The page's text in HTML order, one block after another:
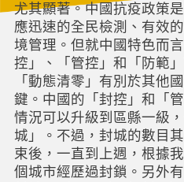
尤其顯著。中國抗疫政策
應迅速的全民檢測、有效
境管理。但就中國特色而
控」、「管控」和「防範
「動態清零」有別於其他
鍵。中國的「封控」和「
情況可以升級到區縣一級
城」。不過，封城的數目
束後，一直到上週，根據
個城市經歷過封鎖。另外